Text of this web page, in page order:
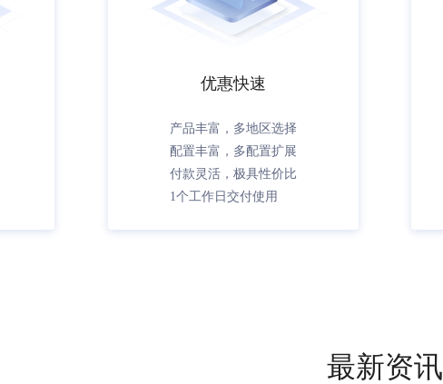
优惠快速
产品丰富，多地区选择
配置丰富，多配置扩展
付款灵活，极具性价比
1个工作日交付使用
最新资讯